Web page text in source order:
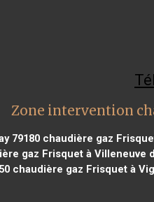
Zone intervention
79180chaudière gaz
gaz Frisquet à Villeneuve
chaudière gaz Frisquet à